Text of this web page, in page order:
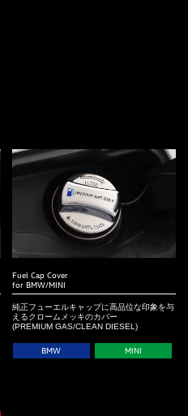
Fuel Cap Cover
for BMW/MINI
純正フューエルキャップに高品位な印象を与
えるクロームメッキのカバー
(PREMIUM GAS/CLEAN DIESEL)
BMW MINI